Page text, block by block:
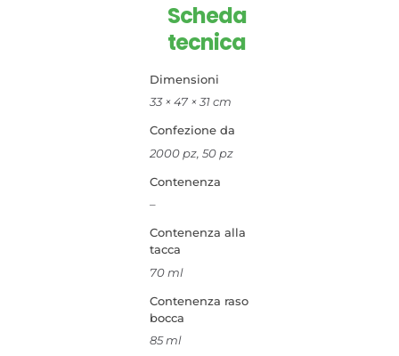
Scheda
tecnica
Dimensioni
33 × 47 × 31 cm
Confezione da
2000 pz, 50 pz
Contenenza
–
Contenenza alla
tacca
70 ml
Contenenza raso
bocca
85 ml